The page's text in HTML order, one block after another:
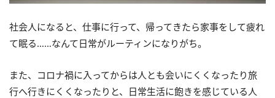
社会人になると、仕事に行って、帰ってきたら家事をして疲れ
て眠る……なんて日常がルーティンになりがち。
また、コロナ禍に入ってからは人とも会いにくくなったり旅
行へ行きにくくなったりと、日常生活に飽きを感じている人